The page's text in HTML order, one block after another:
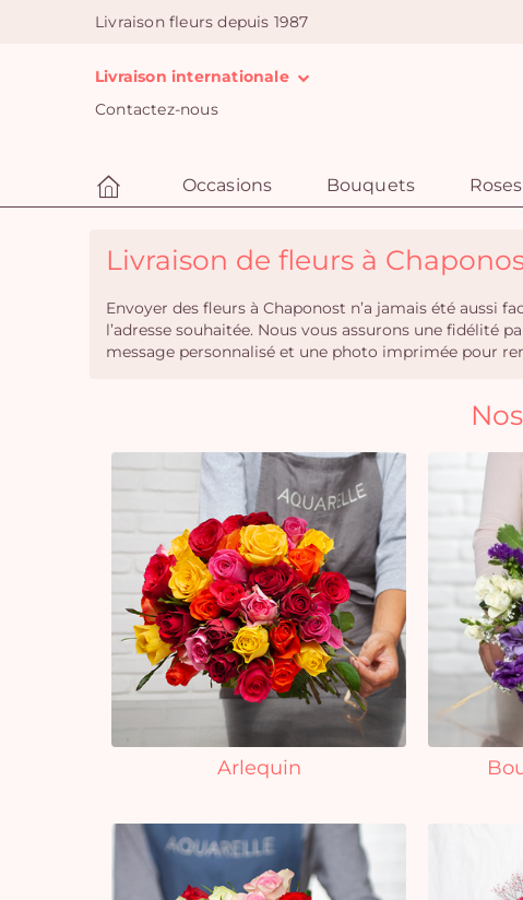
Livraison fleurs depuis 1987
Livraison internationale
Contactez-nous
Occasions Bouquets Roses
Livraison de fleurs à
Envoyer des fleurs à Chaponost n’a jamais été aussi
l’adresse souhaitée. Nous vous assurons une fidélité
message personnalisé et une photo imprimée pour
Arlequin